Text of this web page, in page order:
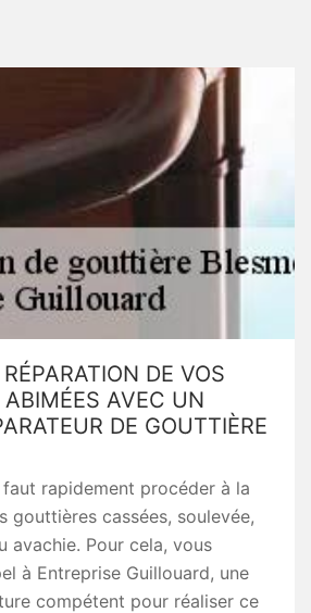
DE VOS
AVEC UN
DE GOUTTIÈRE
faut rapidement procéder à la
gouttières cassées, soulevée,
avachie. Pour cela, vous
à Entreprise Guillouard, une
compétent pour réaliser ce